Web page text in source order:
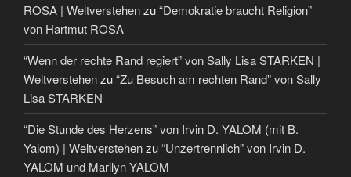
ROSA | Weltverstehenzu“Demokratie braucht Religion”
von Hartmut ROSA
“Wenn der rechte Rand regiert” von Sally Lisa STARKEN |
Weltverstehenzu“Zu Besuch am rechten Rand” von Sally
Lisa STARKEN
“Die Stunde des Herzens” von Irvin D. YALOM (mit B.
Yalom) | Weltverstehenzu“Unzertrennlich” von Irvin D.
YALOM und Marilyn YALOM